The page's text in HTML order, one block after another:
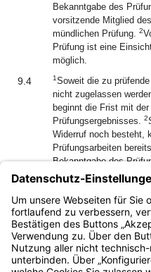
Bekanntgabe des
vorsitzende Mitglied
mündlichen Prüfung. 2
Prüfung ist eine
möglich.
9.4 1Soweit die zu
nicht zugelassen
beginnt die Frist mit
Prüfungsergebnisses. 2
Widerruf noch besteht,
Prüfungsarbeiten
Bekanntgabe des
9.5 1Die Einsichtnahme ist
prüfenden Person ist
Prüfungsarbeit ein
Bayern.de